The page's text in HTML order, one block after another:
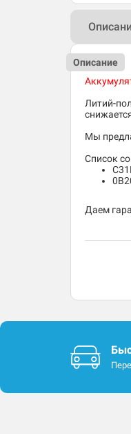
Описание
Литий-
Мы
Список
Даем